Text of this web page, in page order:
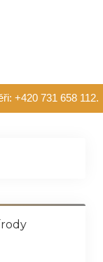
+420 731 658 112.